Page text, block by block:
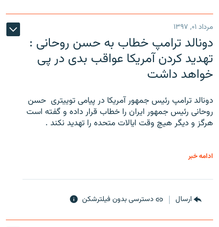
مرداد ۰۱, ۱۳۹۷
دونالد ترامپ خطاب به حسن روحانی :
تهدید کردن آمریکا عواقب بدی در پی
خواهد داشت
دونالد ترامپ رئیس جمهور آمریکا در پیامی توییتری ‌ حسن
روحانی رئیس جمهور ایران را خطاب قرار داده و گفته است
هرگز و دیگر هیچ وقت ایالات متحده را تهدید نکند .
ادامه خبر
ارسال دسترسی بدون فیلترشکن